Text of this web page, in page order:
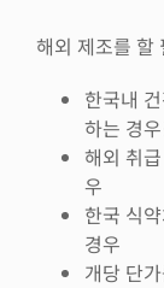
해외 제조를 할
한국내
하는 경
해외 취
우
한국 식
경우
개당 단